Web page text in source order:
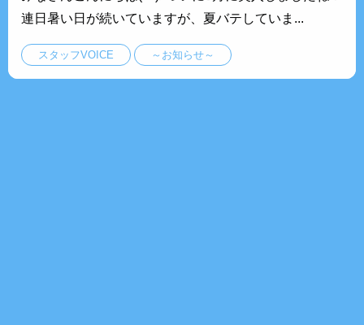
連日暑い日が続いていますが、夏バテしていま...
スタッフVOICE ～お知らせ～